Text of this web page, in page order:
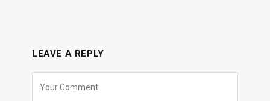
LEAVE A REPLY